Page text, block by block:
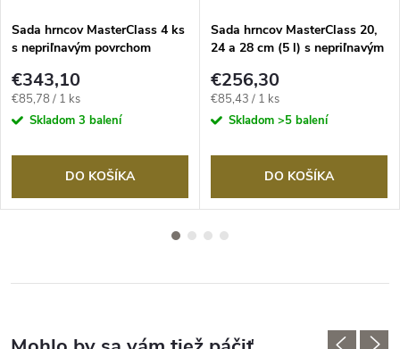
Sada hrncov MasterClass 4 ks
s nepriľnavým povrchom
€343,10
Jednotková
cena:
€85,78 / 1 ks
Skladom 3 balení
DO KOŠÍKA
Sada hrncov MasterClass 20,
24 a 28 cm (5 l) s nepriľnavým
€256,30
Jednotková
cena:
€85,43 / 1 ks
Skladom >5 balení
DO KOŠÍKA